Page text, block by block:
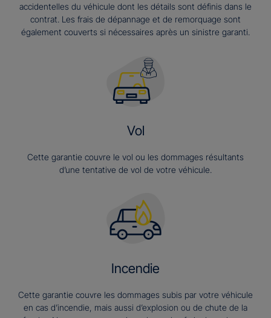
accidentelles du véhicule dont les détails sont définis dans le
contrat. Les frais de dépannage et de remorquage sont
également couverts si nécessaires après un sinistre garanti.
Vol
Cette garantie couvre le vol ou les dommages résultants
d’une tentative de vol de votre véhicule.
Incendie
Cette garantie couvre les dommages subis par votre véhicule
en cas d’incendie, mais aussi d’explosion ou de chute de la